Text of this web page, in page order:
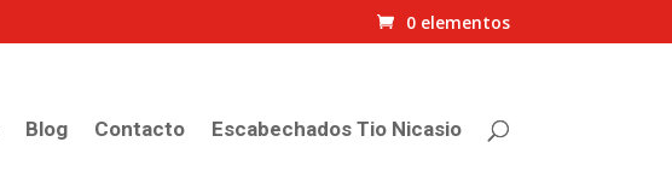
0 elementos
Blog Contacto Escabechados Tio Nicasio